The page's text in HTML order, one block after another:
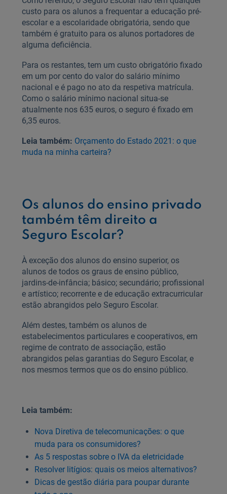
custo para os alunos a frequentar a educação pré-
escolar e a escolaridade obrigatória, sendo que
também é gratuito para os alunos portadores de
alguma deficiência.
Para os restantes, tem um custo obrigatório fixado
em um por cento do valor do salário mínimo
nacional e é pago no ato da respetiva matrícula.
Como o salário mínimo nacional situa-se
atualmente nos 635 euros, o seguro é fixado em
6,35 euros.
Leia também: Orçamento do Estado 2021: o que
muda na minha carteira?
Os alunos do ensino privado
também têm direito a
Seguro Escolar?
À exceção dos alunos do ensino superior, os
alunos de todos os graus de ensino público,
jardins-de-infância; básico; secundário; profissional
e artístico; recorrente e de educação extracurricular
estão abrangidos pelo Seguro Escolar.
Além destes, também os alunos de
estabelecimentos particulares e cooperativos, em
regime de contrato de associação, estão
abrangidos pelas garantias do Seguro Escolar, e
nos mesmos termos que os do ensino público.
Leia também:
Nova Diretiva de telecomunicações: o que
muda para os consumidores?
As 5 respostas sobre o IVA da eletricidade
Resolver litígios: quais os meios alternativos?
Dicas de gestão diária para poupar durante